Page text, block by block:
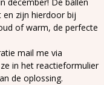
december! De ballen
zijn hierdoor bij
of warm, de perfecte
mail me via
in het reactieformulier
de oplossing.